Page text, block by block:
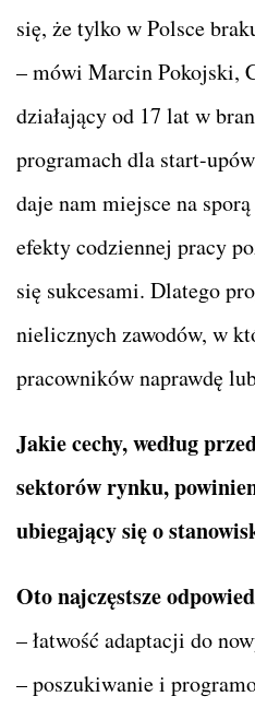
się, że tylko w Polsce
– mówi Marcin Pokojski,
działający od 17 lat w
programach dla start-
daje nam miejsce na
efekty codziennej pracy
się sukcesami. Dlatego
nielicznych zawodów, w
pracowników naprawdę
Jakie cechy, według
sektorów rynku,
ubiegający się o
Oto najczęstsze
– łatwość adaptacji do
– poszukiwanie i